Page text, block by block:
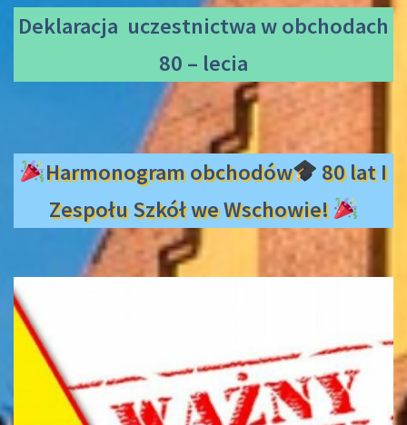
Deklaracja uczestnictwaw obchodach
80 – lecia
Harmonogram obchodów
80 lat I
Zespołu Szkół we Wschowie!